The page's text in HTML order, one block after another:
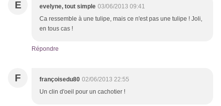
E evelyne, tout simple 03/06/2013 09:41
Ca ressemble à une tulipe, mais ce n'est pas une tulipe ! Joli,
en tous cas !
Répondre
F françoisedu80 02/06/2013 22:55
Un clin d'oeil pour un cachotier !